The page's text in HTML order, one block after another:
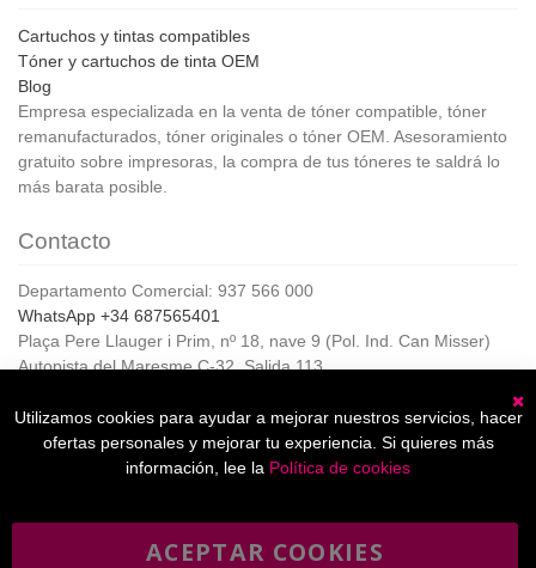
Cartuchos y tintas compatibles
Tóner y cartuchos de tinta OEM
Blog
Empresa especializada en la venta de tóner compatible, tóner
remanufacturados, tóner originales o tóner OEM. Asesoramiento
gratuito sobre impresoras, la compra de tus tóneres te saldrá lo
más barata posible.
Contacto
Departamento Comercial: 937 566 000
WhatsApp +34 687565401
Plaça Pere Llauger i Prim, nº 18, nave 9 (Pol. Ind. Can Misser)
Autopista del Maresme C-32, Salida 113
Horario de Atención al cliente:
De lunes a jueves de 8:00 a 17:00,
Viernes de 8:00 a 15:00
Utilizamos cookies para ayudar a mejorar nuestros servicios, hacer
ofertas personales y mejorar tu experiencia. Si quieres más
información, lee la Política de cookies
ACEPTAR COOKIES